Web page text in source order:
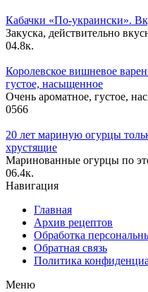
Кабачки «По-украински».
Закуска, действительно
04.8к.
Королевское вишневое
густое, насыщенное
Очень ароматное, густое,
0566
20 лет мариную огурцы
хрустящие
Маринованные огурцы по
06.4к.
Навигация
Главная
Архив рецептов
Обработка
Обратная связь
Политика
Меню